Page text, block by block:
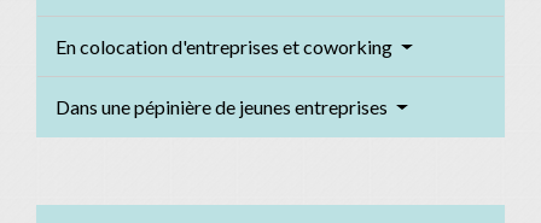
En colocation d'entreprises et coworking
Dans une pépinière de jeunes entreprises